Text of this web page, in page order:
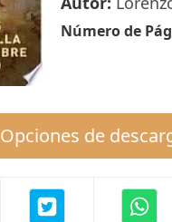
Número de
Opciones de